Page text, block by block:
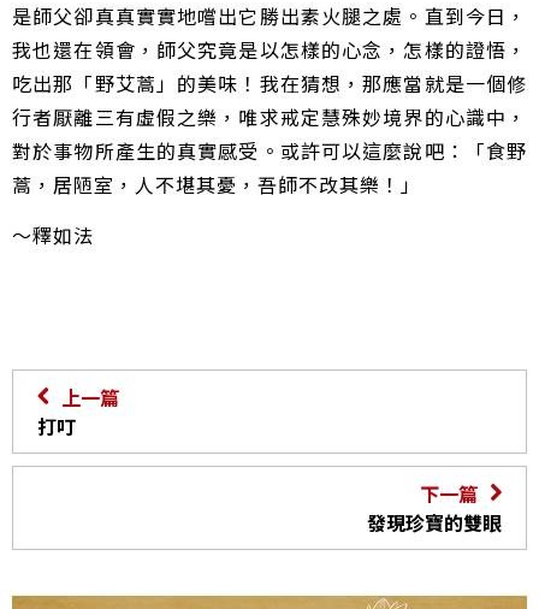
是師父卻真真實實地嚐出它勝出素火腿之處。直到今日，
我也還在領會，師父究竟是以怎樣的心念，怎樣的證悟，
吃出那「野艾蒿」的美味！我在猜想，那應當就是一個修
行者厭離三有虛假之樂，唯求戒定慧殊妙境界的心識中，
對於事物所產生的真實感受。或許可以這麼說吧：「食野
蒿，居陋室，人不堪其憂，吾師不改其樂！」
～釋如法
上一篇
打叮
下一篇
發現珍寶的雙眼